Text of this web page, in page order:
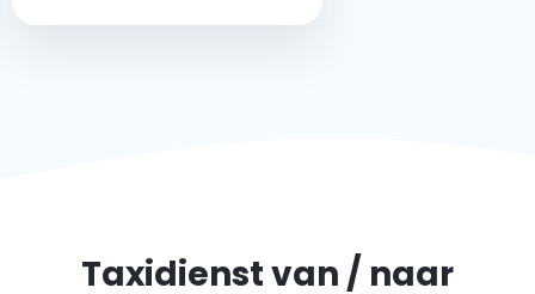
Taxidienst van / naar